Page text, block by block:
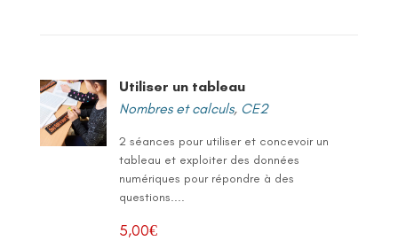
Utiliser un tableau
Nombres et calculs, CE2
2 séances pour utiliser et concevoir un
tableau et exploiter des données
numériques pour répondre à des
questions....
5,00€